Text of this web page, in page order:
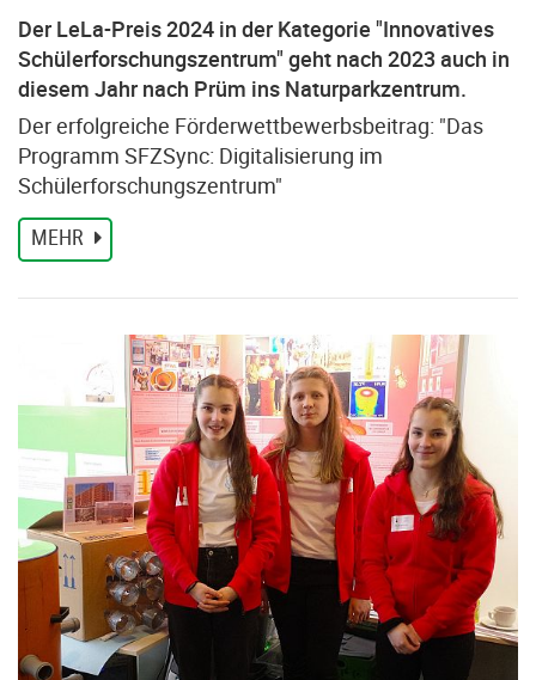
Der LeLa-Preis 2024 in der Kategorie "Innovatives
Schülerforschungszentrum" geht nach 2023 auch in
diesem Jahr nach Prüm ins Naturparkzentrum.
Der erfolgreiche Förderwettbewerbsbeitrag: "Das
Programm SFZSync: Digitalisierung im
Schülerforschungszentrum"
MEHR